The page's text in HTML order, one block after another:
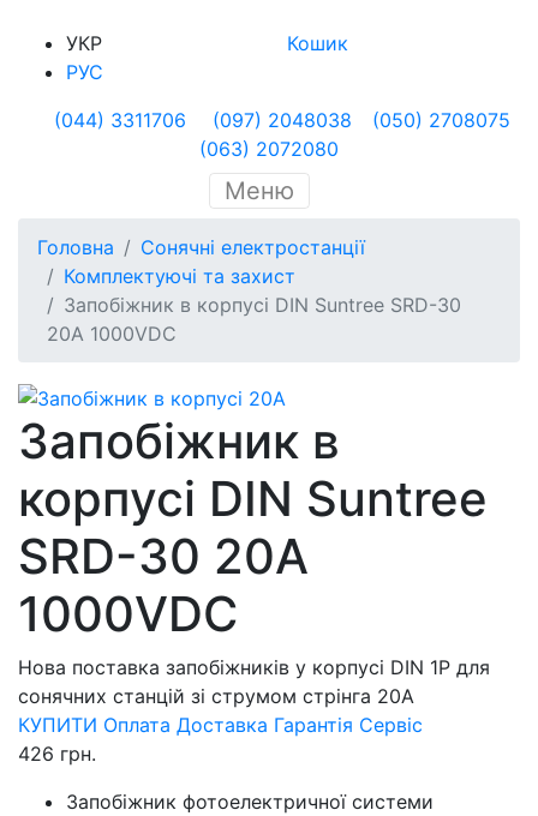
УКР
РУС
Кошик
(044) 3311706 (097) 2048038
(050) 2708075
(063) 2072080
Меню
Головна
Сонячні електростанції
Комплектуючі та захист
Запобіжник в корпусі DIN Suntree SRD-30
20A 1000VDC
Запобіжник в
корпусі DIN Suntree
SRD-30 20A
1000VDC
Нова поставка запобіжників у корпусі DIN 1Р для
сонячних станцій зі струмом стрінга 20А
КУПИТИ Оплата Доставка Гарантія Сервіс
426 грн.
Запобіжник фотоелектричної системи